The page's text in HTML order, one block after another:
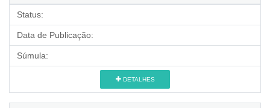
Status:
Data de Publicação:
Súmula:
DETALHES